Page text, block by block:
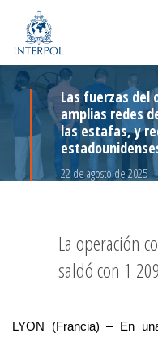
Las fuerzas del
amplias redes
las estafas, y
22 de agosto de 2025
La operación
saldó con 1
LYON (Francia) – En